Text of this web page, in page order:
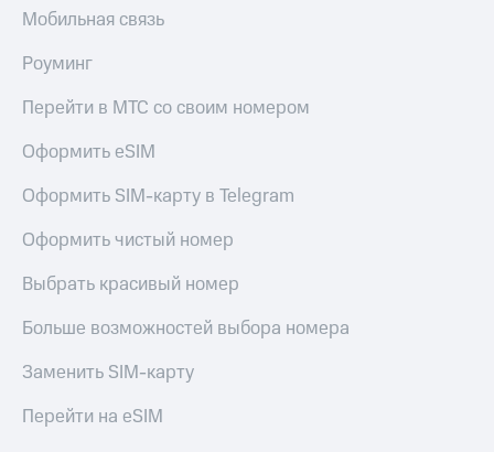
Мобильная связь
Роуминг
Перейти в МТС со своим номером
Оформить eSIM
Оформить SIM-карту в Telegram
Оформить чистый номер
Выбрать красивый номер
Больше возможностей выбора номера
Заменить SIM-карту
Перейти на eSIM